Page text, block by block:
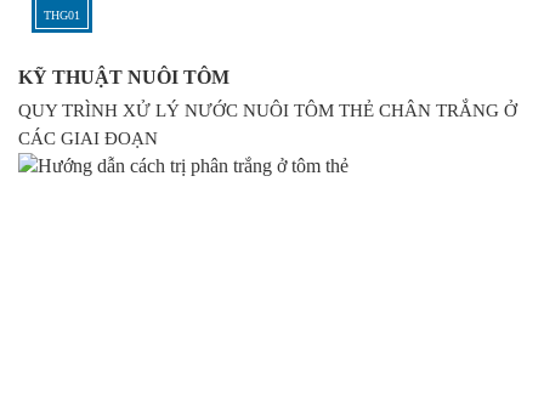
THG01
KỸ THUẬT NUÔI TÔM
QUY TRÌNH XỬ LÝ NƯỚC NUÔI TÔM THẺ CHÂN TRẮNG Ở
CÁC GIAI ĐOẠN